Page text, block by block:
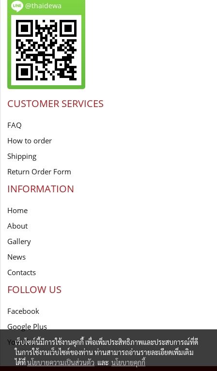
@thaidewa
CUSTOMER SERVICES
FAQ
How to order
Shipping
Return Order Form
INFORMATION
Home
About
Gallery
News
Contacts
FOLLOW US
Facebook
Google Plus
Youtube
เว็บไซต์นี้มีการใช้งานคุกกี้ เพื่อเพิ่มประสิทธิภาพและประสบการณ์ที่ดี
ในการใช้งานเว็บไซต์ของท่าน ท่านสามารถอ่านรายละเอียดเพิ่มเติม
ได้ที่นโยบายความเป็นส่วนตัว และ นโยบายคุกกี้